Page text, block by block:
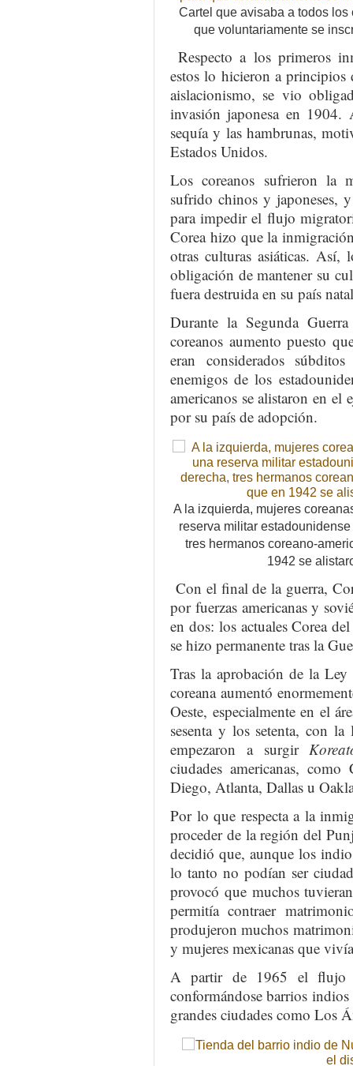
Cartel que avisaba a todos
que voluntariamente se
Respecto a los primeros
estos lo hicieron a
aislacionismo, se vio
invasión japonesa en
sequía y las hambrunas,
Estados Unidos.
Los coreanos sufrieron la
sufrido chinos y japoneses,
para impedir el flujo
Corea hizo que la
otras culturas asiáticas. Así,
obligación de mantener su
fuera destruida en su país
Durante la Segunda
coreanos aumento puesto
eran considerados
enemigos de los
americanos se alistaron en el
por su país de adopción.
A la izquierda, mujeres
reserva militar
tres hermanos coreano-
1942 se
Con el final de la guerra,
por fuerzas americanas y
en dos: los actuales Corea
se hizo permanente tras la
Tras la aprobación de la
coreana aumentó
Oeste, especialmente en el
sesenta y los setenta, con la
empezaron a surgir
ciudades americanas,
Diego, Atlanta, Dallas u
Por lo que respecta a la
proceder de la región del
decidió que, aunque los
lo tanto no podían ser
provocó que muchos
permitía contraer
produjeron muchos
y mujeres mexicanas que
A partir de 1965 el flujo
conformándose barrios
grandes ciudades como Los